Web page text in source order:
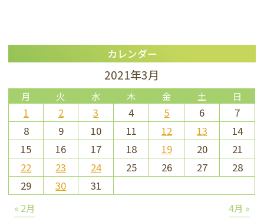
カレンダー
2021年3月
月 火 水 木 金 土 日
1 2 3 4 5 6
7
8
9 10 11 12 13
14
15
16 17 18 19 20
21
22
23 24 25 26 27
28
29
30 31
« 2月 4月 »